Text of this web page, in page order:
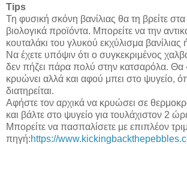
Tips
Τη φυσική σκόνη βανίλιας θα τη βρείτε
βιολογικά προϊόντα. Μπορείτε να την
κουταλάκι του γλυκού εκχύλισμα βανίλιας
Να έχετε υπόψιν ότι ο συγκεκριμένος
δεν πήζει πάρα πολύ στην κατσαρόλα. Θα
κρυώνει αλλά και αφού μπει στο ψυγείο,
διατηρείται.
Αφήστε τον αρχικά να κρυώσει σε
και βάλτε στο ψυγείο για τουλάχιστον 2
Μπορείτε να πασπαλίσετε με επιπλέον
πηγή:https://